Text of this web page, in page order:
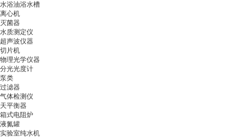
水浴油浴水槽
离心机
灭菌器
水质测定仪
超声波仪器
切片机
物理光学仪器
分光光度计
泵类
过滤器
气体检测仪
天平衡器
箱式电阻炉
液氮罐
实验室纯水机